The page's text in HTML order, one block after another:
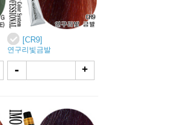
[CR9]
연구리빛금발
- +